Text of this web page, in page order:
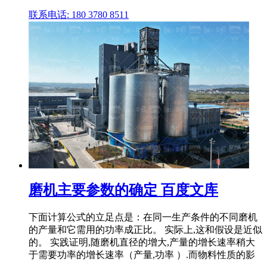
联系电话: 180 3780 8511
磨机主要参数的确定 百度文库
下面计算公式的立足点是：在同一生产条件的不同磨机
的产量和它需用的功率成正比。 实际上,这和假设是近似
的。 实践证明,随磨机直径的增大,产量的增长速率稍大
于需要功率的增长速率（产量,功率 ）.而物料性质的影